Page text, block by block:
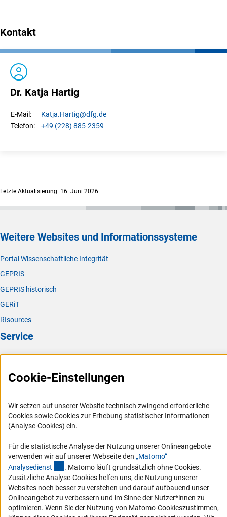
Kontakt
Dr. Katja Hartig
E-Mail: Katja.Hartig@dfg.de
Telefon:
+49 (228) 885-2359
Letzte Aktualisierung: 16. Juni 2026
Weitere Websites und Informationssysteme
Portal Wissenschaftliche Integrität
GEPRIS
GEPRIS historisch
GERiT
RIsources
Service
Presse
FAQ
Logo und Corporate Design
RSS-Feeds
Vergabeverfahren
Barrierefreiheit
Service und Informationen für Menschen mit Behinderungen
Erklärung zur Barrierefreiheit
Cookie-Einstellungen
Wir setzen auf unserer Website technisch zwingend erforderliche
Cookies sowie Cookies zur Erhebung statistischer Informationen
(Analyse-Cookies) ein.
Für die statistische Analyse der Nutzung unserer Onlineangebote
verwenden wir auf unserer Webseite den „Matomo“
Analysedienst (externer Link)
. Matomo läuft grundsätzlich ohne Cookies.
Zusätzliche Analyse-Cookies helfen uns, die Nutzung unserer
Websites noch besser zu verstehen und darauf aufbauend unser
Onlineangebot zu verbessern und im Sinne der Nutzer*innen zu
optimieren. Wenn Sie der Nutzung von Matomo-Cookieszustimmen,